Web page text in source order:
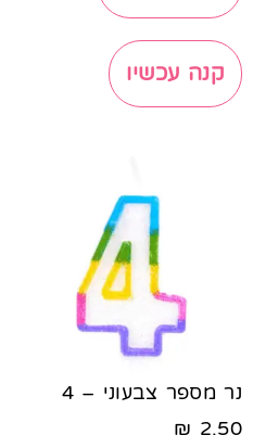
קנה עכשיו
נר מספר צבעוני – 4
2.50
₪